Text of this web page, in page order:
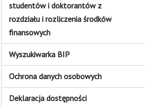
studentów i doktorantów z
rozdziału i rozliczenia środków
finansowych
Wyszukiwarka BIP
Ochrona danych osobowych
Deklaracja dostępności